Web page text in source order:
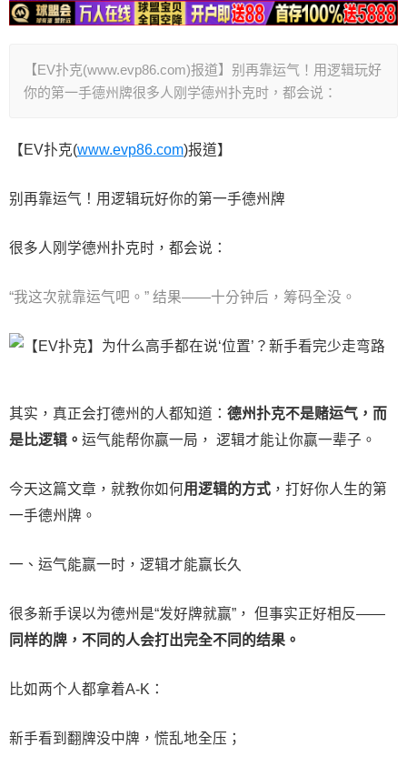
【EV扑克(www.evp86.com)报道】别再靠运气！用逻辑玩好
你的第一手德州牌很多人刚学德州扑克时，都会说：
【EV扑克(www.evp86.com)报道】
别再靠运气！用逻辑玩好你的第一手德州牌
很多人刚学德州扑克时，都会说：
“我这次就靠运气吧。” 结果——十分钟后，筹码全没。
其实，真正会打德州的人都知道： 德州扑克不是赌运气，而
是比逻辑。 运气能帮你赢一局， 逻辑才能让你赢一辈子。
今天这篇文章，就教你如何用逻辑的方式 ，打好你人生的第
一手德州牌。
一、运气能赢一时，逻辑才能赢长久
很多新手误以为德州是“发好牌就赢”， 但事实正好相反——
同样的牌，不同的人会打出完全不同的结果。
比如两个人都拿着A-K：
新手看到翻牌没中牌，慌乱地全压；